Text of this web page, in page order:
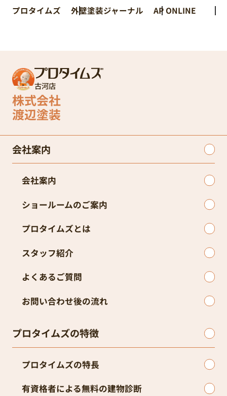
プロタイムズ 外壁塗装ジャーナル AP ONLINE
古河店
株式会社
渡辺塗装
会社案内
会社案内
ショールームのご案内
プロタイムズとは
スタッフ紹介
よくあるご質問
お問い合わせ後の流れ
プロタイムズの特徴
プロタイムズの特長
有資格者による無料の建物診断